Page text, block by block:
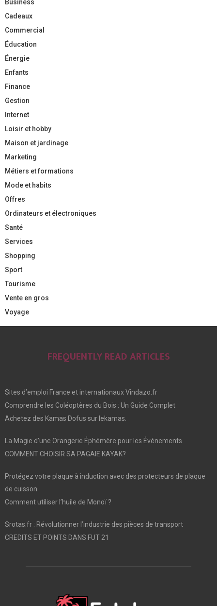
Business
Cadeaux
Commercial
Éducation
Énergie
Enfants
Finance
Gestion
Internet
Loisir et hobby
Maison et jardinage
Marketing
Métiers et formations
Mode et habits
Offres
Ordinateurs et électroniques
Santé
Services
Shopping
Sport
Tourisme
Vente en gros
Voyage
FREQUENTLY READ ARTICLES
Sites d’emploi France et internationaux Vindazo.fr
Comprendre les Coléoptères du Bois : Un Guide Complet
Achetez des Kamas Dofus sur lekamas.
La Magie d’une Orangerie Éphémère pour les Événements
COMMENT CHOISIR SA PAGAIE KAYAK?
Protégez votre plaque à induction avec des protecteurs de plaque
de cuisson
Comment utiliser l’huile de Monoï ?
Srotas.fr : Révolutionner l’industrie des pièces de transport
CREDITS ET POINTS DANS FUT 21